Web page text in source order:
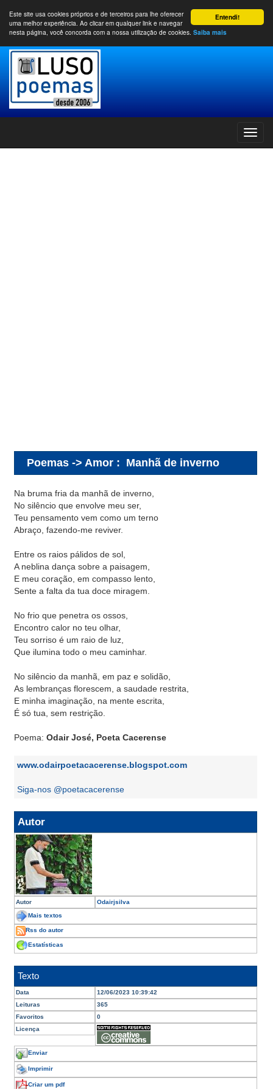
Entendi!
Este site usa cookies próprios e de terceiros para lhe oferecer
uma melhor experiência. Ao clicar em qualquer link e navegar
nesta página, você concorda com a nossa utilização de cookies. Saiba mais
Poemas -> Amor : Manhã de inverno
Na bruma fria da manhã de inverno,
No silêncio que envolve meu ser,
Teu pensamento vem como um terno
Abraço, fazendo-me reviver.
Entre os raios pálidos de sol,
A neblina dança sobre a paisagem,
E meu coração, em compasso lento,
Sente a falta da tua doce miragem.
No frio que penetra os ossos,
Encontro calor no teu olhar,
Teu sorriso é um raio de luz,
Que ilumina todo o meu caminhar.
No silêncio da manhã, em paz e solidão,
As lembranças florescem, a saudade restrita,
E minha imaginação, na mente escrita,
É só tua, sem restrição.
Poema: Odair José, Poeta Cacerense
www.odairpoetacacerense.blogspot.com
Siga-nos @poetacacerense
Autor
Autor Odairjsilva
Mais textos
Rss do autor
Estatísticas
Texto
Data
12/06/2023 10:39:42
Leituras
365
Favoritos
0
Licença
Enviar
Imprimir
Criar um pdf